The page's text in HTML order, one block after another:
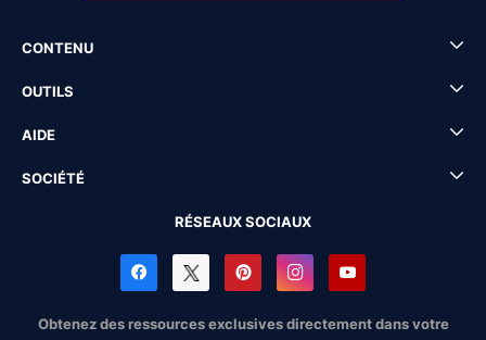
CONTENU
OUTILS
AIDE
SOCIÉTÉ
RÉSEAUX SOCIAUX
Obtenez des ressources exclusives directement dans votre